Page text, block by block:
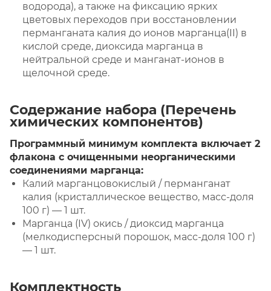
водорода), а также на фиксацию ярких
цветовых переходов при восстановлении
перманганата калия до ионов марганца(II) в
кислой среде, диоксида марганца в
нейтральной среде и манганат-ионов в
щелочной среде.
Содержание набора (Перечень
химических компонентов)
Программный минимум комплекта включает 2
флакона с очищенными неорганическими
соединениями марганца:
Калий марганцовокислый / перманганат
калия (кристаллическое вещество, масс-доля
100 г) — 1 шт.
Марганца (IV) окись / диоксид марганца
(мелкодисперсный порошок, масс-доля 100 г)
— 1 шт.
Комплектность